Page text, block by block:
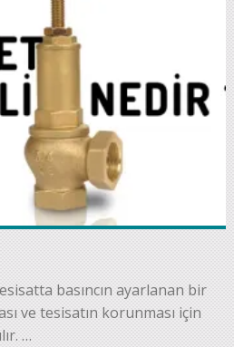
basıncın ayarlanan bir
ve tesisatın korunması için
…